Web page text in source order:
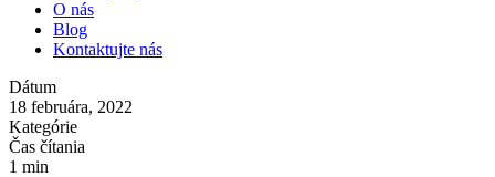
O nás
Blog
Kontaktujte nás
Dátum
18 februára, 2022
Kategórie
Čas čítania
1 min